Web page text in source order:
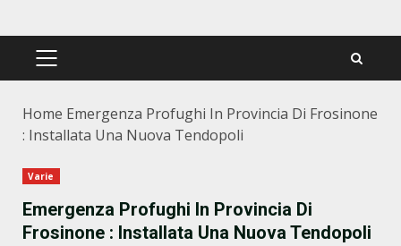
PRIMÄRES
Home Emergenza Profughi In Provincia Di Frosinone
: Installata Una Nuova Tendopoli
Varie
Emergenza Profughi In Provincia Di
Frosinone : Installata Una Nuova Tendopoli